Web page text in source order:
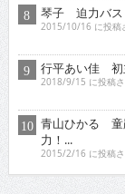
琴子 迫力バス
2015/10/16 に投稿
行平あい佳 初
2018/9/15 に投稿
青山ひかる 童
力！...
2015/2/16 に投稿